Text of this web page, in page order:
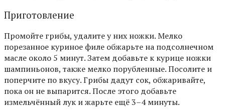
Приготовление
Промойте грибы, удалите у них ножки. Мелко
порезанное куриное филе обжарьте на подсолнечном
масле около 5 минут. Затем добавьте к курице ножки
шампиньонов, также мелко порубленные. Посолите и
поперчите по вкусу. Грибы дадут сок, обжаривайте,
пока он не выпарится. После этого добавьте
измельчённый лук и жарьте ещё 3–4 минуты.